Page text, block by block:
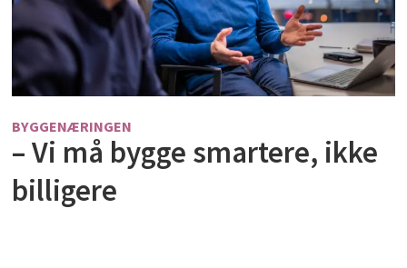
BYGGENÆRINGEN
– Vi må bygge smartere, ikke
billigere